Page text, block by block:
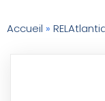
Accueil »